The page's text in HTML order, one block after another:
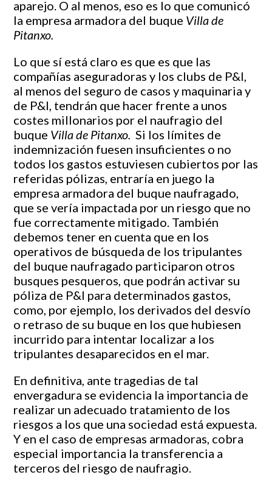
aparejo. O al menos, eso es lo que comunicó
la empresa armadora del buque Villa de
Pitanxo.
Lo que sí está claro es que es que las
compañías aseguradoras y los clubs de P&I,
al menos del seguro de casos y maquinaria y
de P&I, tendrán que hacer frente a unos
costes millonarios por el naufragio del
buque Villa de Pitanxo. Si los límites de
indemnización fuesen insuficientes o no
todos los gastos estuviesen cubiertos por las
referidas pólizas, entraría en juego la
empresa armadora del buque naufragado,
que se vería impactada por un riesgo que no
fue correctamente mitigado. También
debemos tener en cuenta que en los
operativos de búsqueda de los tripulantes
del buque naufragado participaron otros
busques pesqueros, que podrán activar su
póliza de P&I para determinados gastos,
como, por ejemplo, los derivados del desvío
o retraso de su buque en los que hubiesen
incurrido para intentar localizar a los
tripulantes desaparecidos en el mar.
En definitiva, ante tragedias de tal
envergadura se evidencia la importancia de
realizar un adecuado tratamiento de los
riesgos a los que una sociedad está expuesta.
Y en el caso de empresas armadoras, cobra
especial importancia la transferencia a
terceros del riesgo de naufragio.